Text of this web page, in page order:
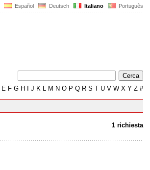
Español Deutsch Italiano Português
E F G H J K L M N O P Q R S T U V W X Y Z #
1 richiesta